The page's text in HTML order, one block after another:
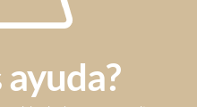
ayuda?